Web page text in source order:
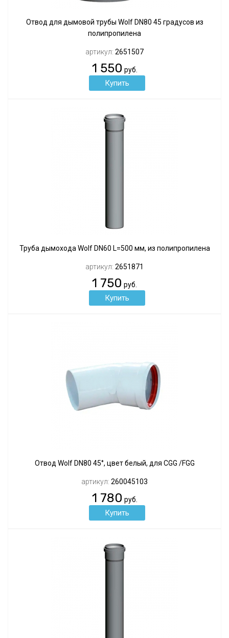
Отвод для дымовой трубы Wolf DN80 45 градусов из
полипропилена
артикул: 2651507
1 550 руб.
Труба дымохода Wolf DN60 L=500 мм, из полипропилена
артикул: 2651871
1 750 руб.
Отвод Wolf DN80 45°, цвет белый, для CGG /FGG
артикул: 260045103
1 780 руб.